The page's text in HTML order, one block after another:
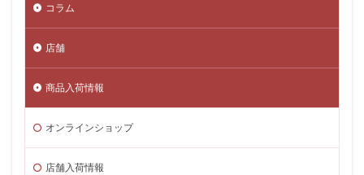
コラム
店舗
商品入荷情報
オンラインショップ
店舗入荷情報